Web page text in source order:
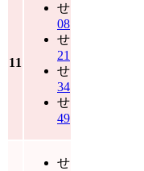
11
せ
08
せ
21
せ
34
せ
49
せ